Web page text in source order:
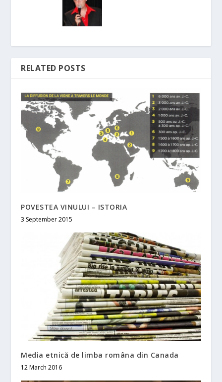
RELATED POSTS
POVESTEA VINULUI – ISTORIA
3 September 2015
Media etnică de limba româna din Canada
12 March 2016